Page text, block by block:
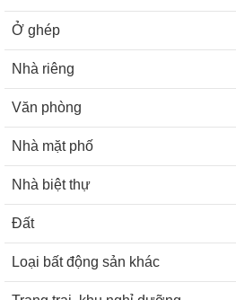
Ở ghép
Nhà riêng
Văn phòng
Nhà mặt phố
Nhà biệt thự
Đất
Loại bất động sản khác